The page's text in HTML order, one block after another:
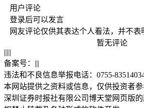
用户评论
登录后可以发言
网友评论仅供其表达个人看法，并不表
暂无评论
|||||
备案号： |||
违法和不良信息举报电话：0755-
本网站提供之资料或信息，仅供投资者
深圳证券时报社有限公司博天堂网页版